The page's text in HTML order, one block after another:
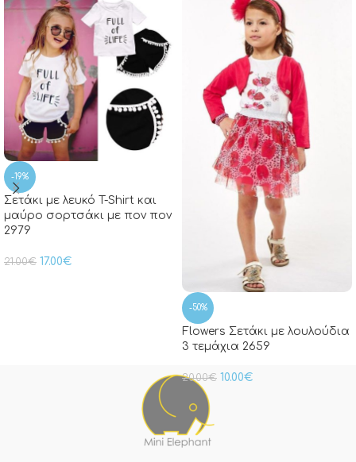
-19%
Σετάκι με λευκό T-Shirt και
μαύρο σορτσάκι με πον πον
2979
21.00€ 17.00€
-50%
Flowers Σετάκι με λουλούδια
3 τεμάχια 2659
20.00€ 10.00€